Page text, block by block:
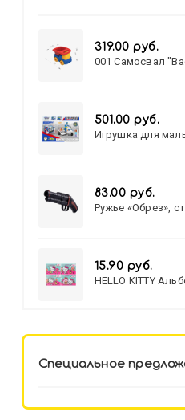
319.00 руб.
001 Самосвал
501.00 руб.
Игрушка для
83.00 руб.
Ружье «Обрез»,
15.90 руб.
HELLO KITTY
Специальное